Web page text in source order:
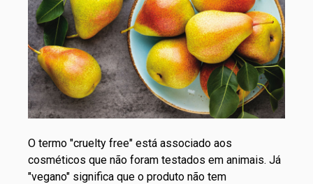
O termo "cruelty free" está associado aos
cosméticos que não foram testados em animais. Já
"vegano" significa que o produto não tem